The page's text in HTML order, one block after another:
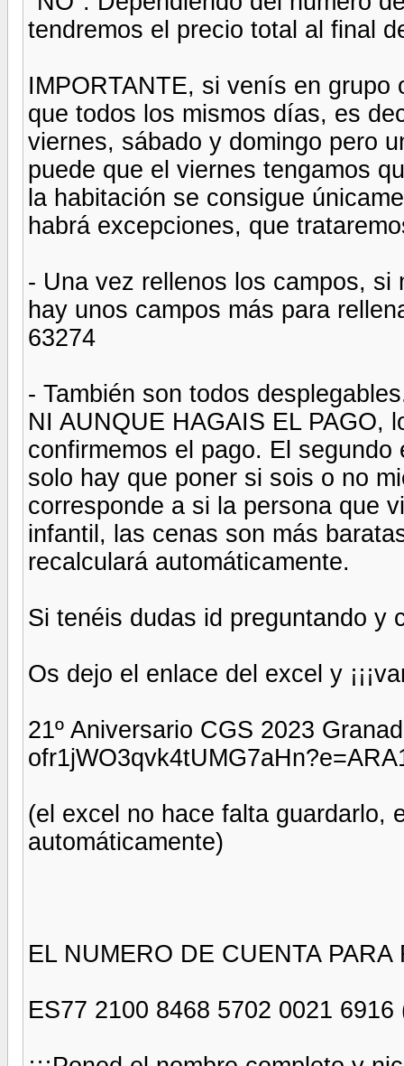
tendremos el precio total al final
IMPORTANTE, si venís en
que todos los mismos días, es
viernes, sábado y domingo pero
puede que el viernes tengamos
la habitación se consigue
habrá excepciones, que
- Una vez rellenos los campos,
hay unos campos más para
63274
- También son todos
NI AUNQUE HAGAIS EL PAGO,
confirmemos el pago. El
solo hay que poner si sois o no
corresponde a si la persona que
infantil, las cenas son más
recalculará automáticamente.
Si tenéis dudas id preguntando y
Os dejo el enlace del excel y
21º Aniversario CGS 2023
(el excel no hace falta guardarlo,
automáticamente)
EL NUMERO DE CUENTA
ES77 2100 8468 5702 0021